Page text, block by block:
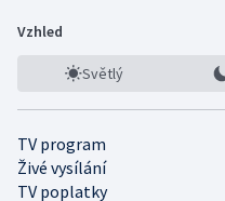
Vzhled
Světlý
TV program
Živé vysílání
TV poplatky